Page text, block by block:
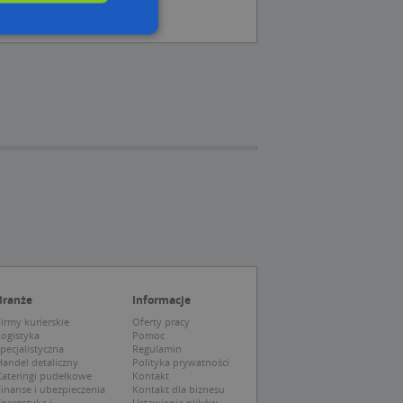
kurierskie
detaliczny
pudełkowe
i ubezpieczenia
Informacje
Oferty pracy
Pomoc
Regulamin
Polityka prywatności
Kontakt
Kontakt dla biznesu